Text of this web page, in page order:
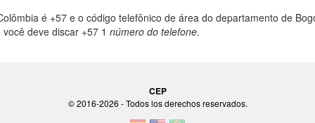
é +57 e o código telefônico de área do departamento de
deve discar +57 1 número do telefone.
CEP
© 2016-2026 - Todos los derechos reservados.